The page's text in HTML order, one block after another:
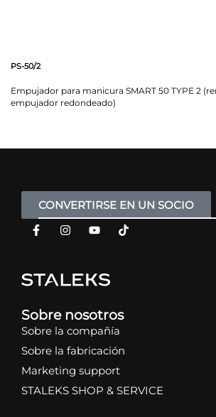
PS-50/2
Empujador para manicura SMART 50 TYPE 2
empujador redondeado)
CONVERTIRSE EN UN SOCIO
Sobre nosotros
Sobre la compañía
Sobre la fabricación
Marketing support
STALEKS SHOP & SERVICE